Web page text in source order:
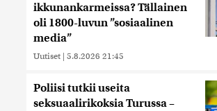
ikkunankarmeissa? Tällainen
oli 1800-luvun ”sosiaalinen
media”
Uutiset | 5.8.2026 21:45
Poliisi tutkii useita
seksuaalirikoksia Turussa –